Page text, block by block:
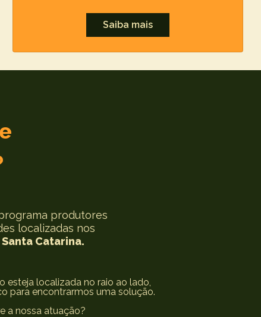
Saiba mais
produtores
localizadas nos
Catarina.
esteja localizada no raio ao lado,
para encontrarmos uma solução.
a nossa atuação?